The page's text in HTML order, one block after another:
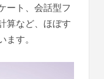
ート、会話型フ
算など、ほぼす
す。